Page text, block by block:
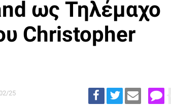
ως Τηλέμαχο
Christopher
25